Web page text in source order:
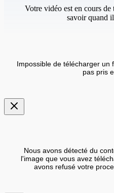
Votre vidéo est en cours
savoir quand
Impossible de télécharger un
pas pris
Nous avons détecté du
l'image que vous avez
avons refusé votre